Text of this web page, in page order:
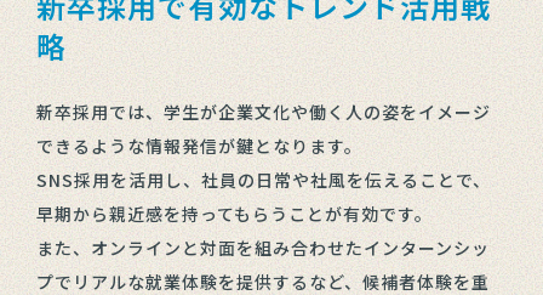
略
新卒採用では、学生が企業文化や働く人の姿をイメージ
できるような情報発信が鍵となります。
SNS採用を活用し、社員の日常や社風を伝えることで、
早期から親近感を持ってもらうことが有効です。
また、オンラインと対面を組み合わせたインターンシッ
プでリアルな就業体験を提供するなど、候補者体験を重